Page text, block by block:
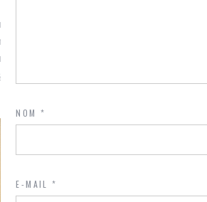
je t'aime, my little bassin
comment ? "
je ne parle presque que
NOM*
E-MAIL*